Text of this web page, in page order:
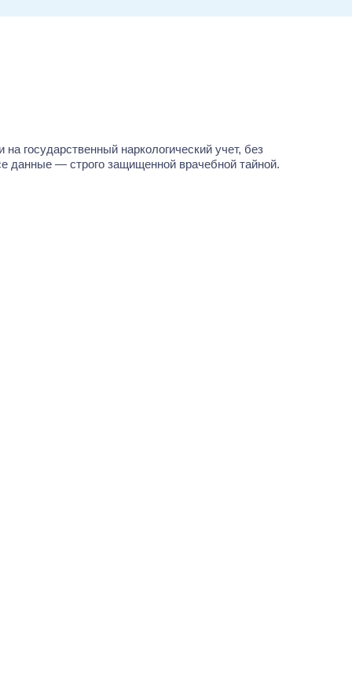
государственный наркологический учет, без
данные — строго защищенной врачебной тайной.